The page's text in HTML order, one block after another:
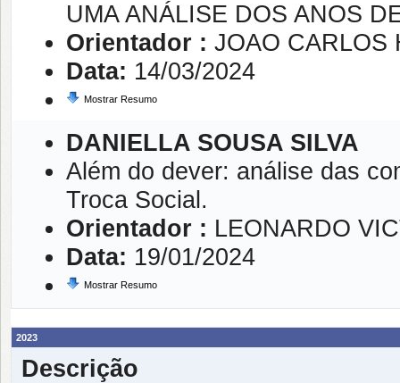
UMA ANÁLISE DOS ANOS
Orientador : JOAO CARLOS
Data: 14/03/2024
Mostrar Resumo
DANIELLA SOUSA SILVA
Além do dever: análise das
Troca Social.
Orientador : LEONARDO
Data: 19/01/2024
Mostrar Resumo
2023
Descrição